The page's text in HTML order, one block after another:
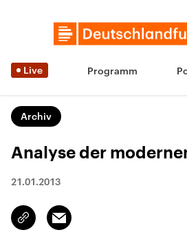
Live Programm
Archiv
Analyse der
21.01.2013
Link
kopieren/teilen
Email